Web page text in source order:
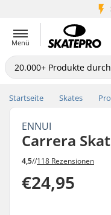
Menü
Startseite Skates
ENNUI
Carrera
4,5//118 Rezensionen
€24,95